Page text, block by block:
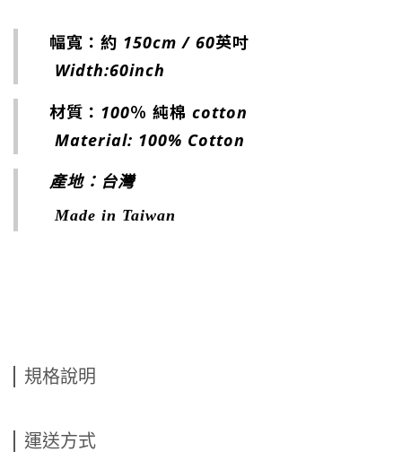
幅寬：約 150cm / 60英吋​
Width:60inch
材質：100％ 純棉 cotton
Material: 100% Cotton
產地：台灣
Made in Taiwan
規格說明
運送方式